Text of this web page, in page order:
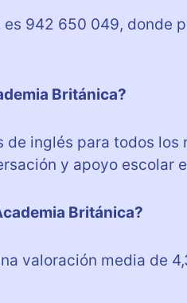
942 650 049, donde
Británica?
inglés para todos los
y apoyo escolar
Británica?
valoración media de